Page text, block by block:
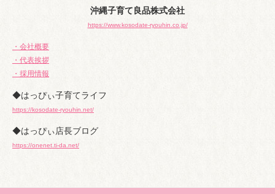
沖縄子育て良品株式会社
https://www.kosodate-ryouhin.co.jp/
・会社概要
・代表挨拶
・採用情報
◆はっぴぃ子育てライフ
https://kosodate-ryouhin.net/
◆はっぴぃ店長ブログ
https://onenet.ti-da.net/